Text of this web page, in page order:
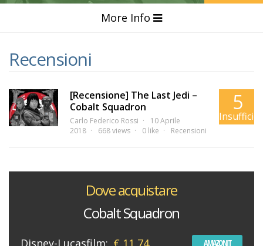
More Info
Recensioni
[Recensione] The Last Jedi –
Cobalt Squadron
Carlo Federico Rossi
10 Aprile
2018
668 views 0 like Recensioni
5
Dove acquistare
Cobalt Squadron
Disney-Lucasfilm: € 11,74 AMAZONIT